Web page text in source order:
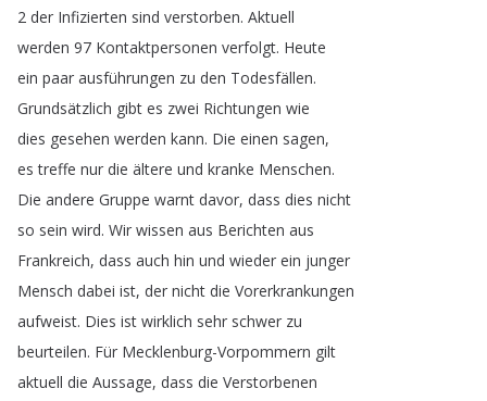
2 der Infizierten sind verstorben. Aktuell
werden 97 Kontaktpersonen verfolgt. Heute
ein paar ausführungen zu den Todesfällen.
Grundsätzlich gibt es zwei Richtungen wie
dies gesehen werden kann. Die einen sagen,
es treffe nur die ältere und kranke Menschen.
Die andere Gruppe warnt davor, dass dies nicht
so sein wird. Wir wissen aus Berichten aus
Frankreich, dass auch hin und wieder ein junger
Mensch dabei ist, der nicht die Vorerkrankungen
aufweist. Dies ist wirklich sehr schwer zu
beurteilen. Für Mecklenburg-Vorpommern gilt
aktuell die Aussage, dass die Verstorbenen